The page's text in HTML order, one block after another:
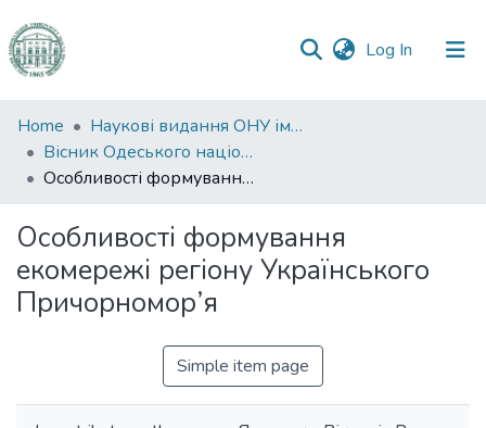
Log In (current)
Communities
&
Collections
Statistics
Home
Наукові видання ОНУ імені І. І. Мечникова
Вісник Одеського національного університету. Географічні та геологічні науки
Особливості формування екомережі регіону Українського Причорномор’я
Особливості формування
екомережі регіону Українського
Причорномор’я
Simple item page